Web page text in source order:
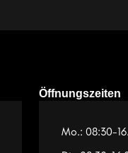
Öffnungszeiten
Mo.: 08:30-